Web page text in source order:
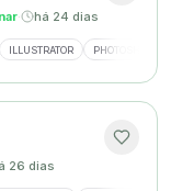
· há 24 dias
ILLUSTRATOR PHOTOSHOP
26 dias